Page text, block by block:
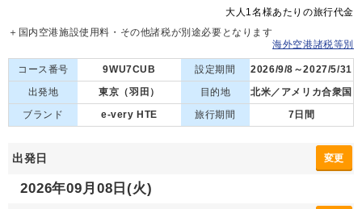
大人1名様あたりの旅行代金
＋国内空港施設使用料・その他諸税が別途必要となります
海外空港諸税等別
コース番号 9WU7CUB 設定期間
2026/9/8～2027/5/31
出発地
東京（羽田） 目的地
北米／アメリカ合衆国
ブランド
e-very HTE 旅行期間 7日間
出発日 変更
2026年09月08日(火)